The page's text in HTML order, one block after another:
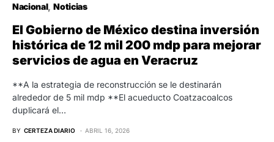
Nacional Noticias
El Gobierno de México destina inversión
histórica de 12 mil 200 mdp para mejorar
servicios de agua en Veracruz
**A la estrategia de reconstrucción se le destinarán
alrededor de 5 mil mdp **El acueducto Coatzacoalcos
duplicará el…
BY CERTEZA DIARIO ABRIL 16, 2026